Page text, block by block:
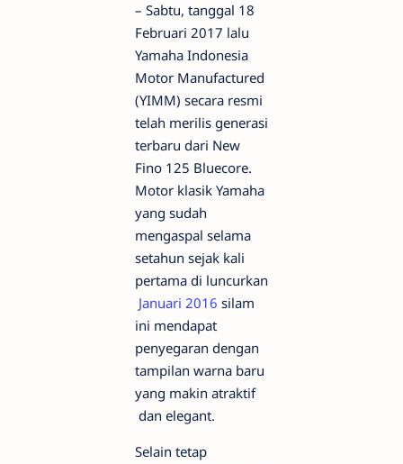
– Sabtu, tanggal 18
Februari 2017 lalu
Yamaha Indonesia
Motor Manufactured
(YIMM) secara resmi
telah merilis generasi
terbaru dari New
Fino 125 Bluecore.
Motor klasik Yamaha
yang sudah
mengaspal selama
setahun sejak kali
pertama di luncurkan
Januari 2016 silam
ini mendapat
penyegaran dengan
tampilan warna baru
yang makin atraktif
dan elegant.
Selain tetap